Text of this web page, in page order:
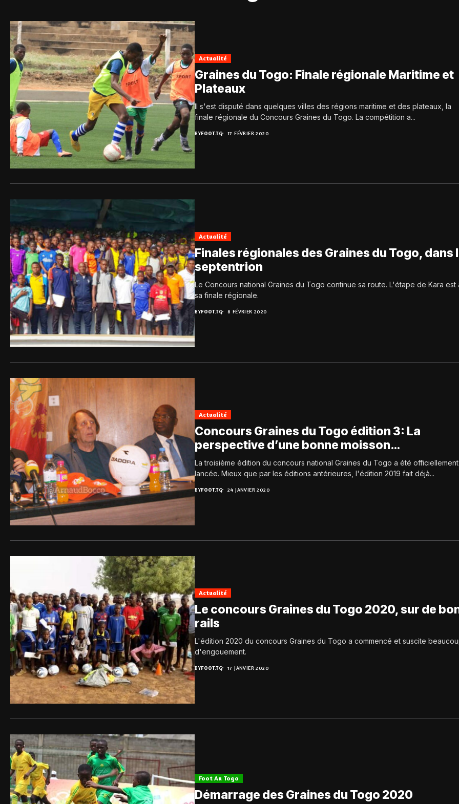
Actualité
Graines du Togo: Finale régionale Maritime et
Plateaux
Il s'est disputé dans quelques villes des régions maritime et des plateaux, la
finale régionale du Concours Graines du Togo. La compétition a...
BYFOOT.TG 17 FÉVRIER 2020
Actualité
Finales régionales des Graines du Togo, dans
septentrion
Le Concours national Graines du Togo continue sa route. L'étape de Kara est
sa finale régionale.
BYFOOT.TG 8 FÉVRIER 2020
Actualité
Concours Graines du Togo édition 3: La
perspective d’une bonne moisson…
La troisième édition du concours national Graines du Togo a été officiellement
lancée. Mieux que par les éditions antérieures, l'édition 2019 fait déjà...
BYFOOT.TG 24 JANVIER 2020
Actualité
Le concours Graines du Togo 2020, sur de
rails
L'édition 2020 du concours Graines du Togo a commencé et suscite
d'engouement.
BYFOOT.TG 17 JANVIER 2020
Foot Au Togo
Démarrage des Graines du Togo 2020